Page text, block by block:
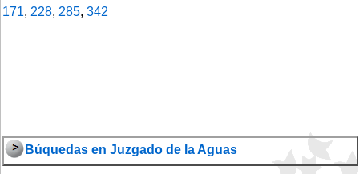
171, 228, 285, 342
Búquedas en Juzgado de la Aguas